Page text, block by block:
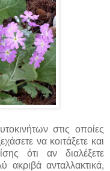
στις οποίες
να κοιτάξετε και
ότι αν διαλέξετε
ακριβά ανταλλακτικά,